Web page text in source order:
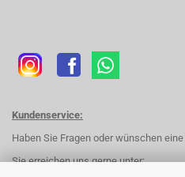
Kundenservice:
Haben Sie Fragen oder wünschen
Sie erreichen uns gerne unter: